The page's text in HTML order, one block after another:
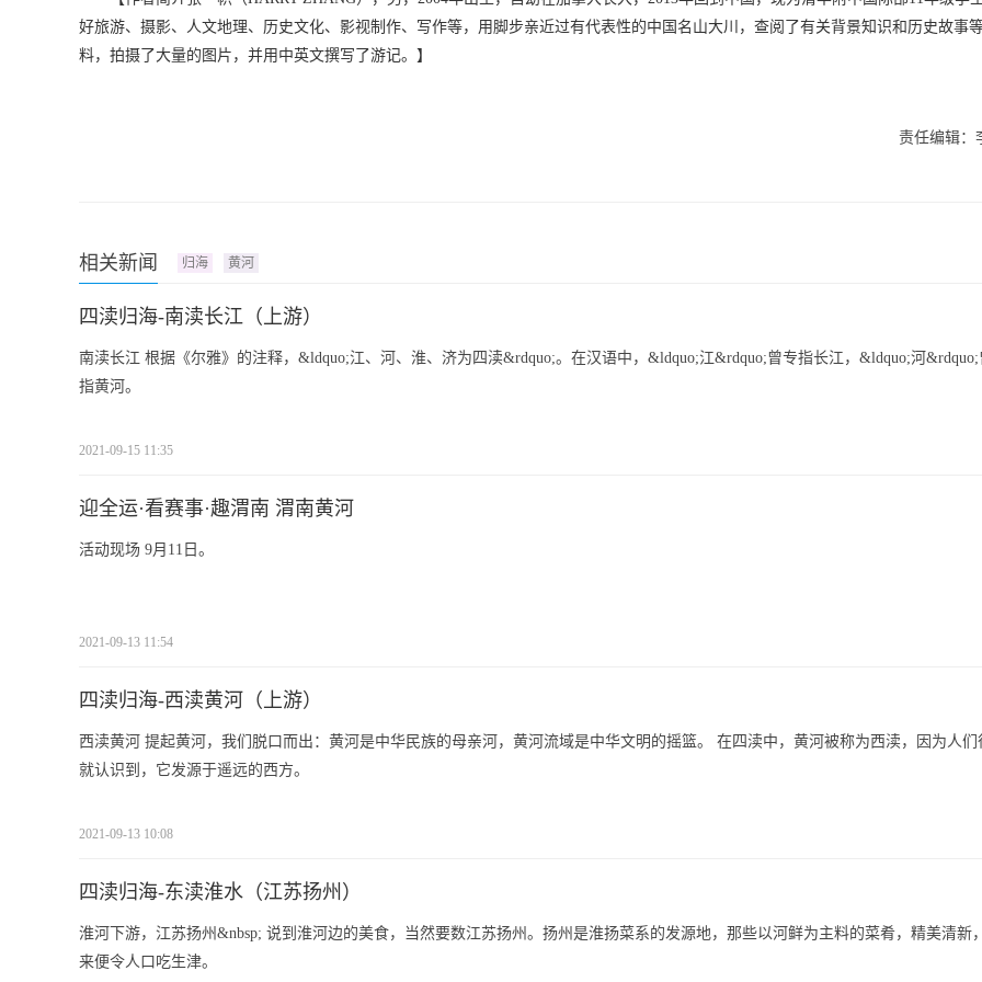
好旅游、摄影、人文地理、历史文化、影视制作、写作等，用脚步亲近过有代表性的中国名山大川，查阅了有关背景知识和历史故事
料，拍摄了大量的图片，并用中英文撰写了游记。】
责任编辑：
相关新闻 归海 黄河
四渎归海-南渎长江（上游）
南渎长江 根据《尔雅》的注释，&ldquo;江、河、淮、济为四渎&rdquo;。在汉语中，&ldquo;江&rdquo;曾专指长江，&ldquo;河&rdquo;
指黄河。
2021-09-15 11:35
迎全运·看赛事·趣渭南 渭南黄河
活动现场 9月11日。
2021-09-13 11:54
四渎归海-西渎黄河（上游）
西渎黄河 提起黄河，我们脱口而出：黄河是中华民族的母亲河，黄河流域是中华文明的摇篮。 在四渎中，黄河被称为西渎，因为人们
就认识到，它发源于遥远的西方。
2021-09-13 10:08
四渎归海-东渎淮水（江苏扬州）
淮河下游，江苏扬州&nbsp; 说到淮河边的美食，当然要数江苏扬州。扬州是淮扬菜系的发源地，那些以河鲜为主料的菜肴，精美清新
来便令人口吃生津。